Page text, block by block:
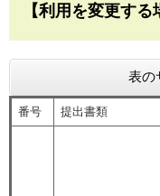
【利用を変更する
表の
番号 提出書類